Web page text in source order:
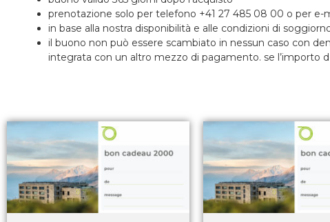
prenotazione solo per telefono +41 27 485 08 00 o per e-
in base alla nostra disponibilità e alle condizioni di
il buono non può essere scambiato in nessun caso con
integrata con un altro mezzo di pagamento. se l’importo